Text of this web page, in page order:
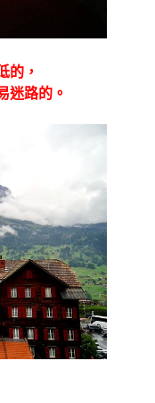
的，
迷路的。